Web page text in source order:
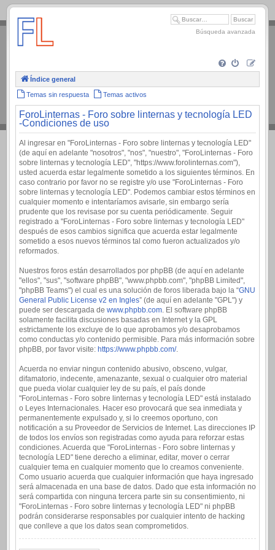
.
Búsqueda avanzada
Índice general
Temas sin respuesta Temas activos
ForoLinternas - Foro sobre linternas y tecnología LED
-Condiciones de uso
Al ingresar en "ForoLinternas - Foro sobre linternas y tecnología LED"
(de aquí en adelante "nosotros", "nos", "nuestro", "ForoLinternas - Foro
sobre linternas y tecnología LED", "https://www.forolinternas.com"),
usted acuerda estar legalmente sometido a los siguientes términos. En
caso contrario por favor no se registre y/o use "ForoLinternas - Foro
sobre linternas y tecnología LED". Podemos cambiar estos términos en
cualquier momento e intentaríamos avisarle, sin embargo sería
prudente que los revisase por su cuenta periódicamente. Seguir
registrado a "ForoLinternas - Foro sobre linternas y tecnología LED"
después de esos cambios significa que acuerda estar legalmente
sometido a esos nuevos términos tal como fueron actualizados y/o
reformados.
Nuestros foros están desarrollados por phpBB (de aquí en adelante
"ellos", "sus", "software phpBB", "www.phpbb.com", "phpBB Limited",
"phpBB Teams") el cual es una solución de foros liberada bajo la “GNU
General Public License v2 en Ingles” (de aquí en adelante "GPL") y
puede ser descargada de www.phpbb.com. El software phpBB
solamente facilita discusiones basadas en Internet y la GPL
estrictamente los excluye de lo que aprobamos y/o desaprobamos
como conductas y/o contenido permisible. Para más información sobre
phpBB, por favor visite: https://www.phpbb.com/.
Acuerda no enviar ningun contenido abusivo, obsceno, vulgar,
difamatorio, indecente, amenazante, sexual o cualquier otro material
que pueda violar cualquier ley de su país, el país donde
"ForoLinternas - Foro sobre linternas y tecnología LED" está instalado
o Leyes Internacionales. Hacer eso provocará que sea inmediata y
permanentemente expulsado y, si lo creemos oportuno, con
notificación a su Proveedor de Servicios de Internet. Las direcciones IP
de todos los envíos son registradas como ayuda para reforzar estas
condiciones. Acuerda que "ForoLinternas - Foro sobre linternas y
tecnología LED" tiene derecho a eliminar, editar, mover o cerrar
cualquier tema en cualquier momento que lo creamos conveniente.
Como usuario acuerda que cualquier información que haya ingresado
será almacenada en una base de datos. Dado que esta información no
será compartida con ninguna tercera parte sin su consentimiento, ni
"ForoLinternas - Foro sobre linternas y tecnología LED" ni phpBB
podrán considerarse responsables por cualquier intento de hacking
que conlleve a que los datos sean comprometidos.